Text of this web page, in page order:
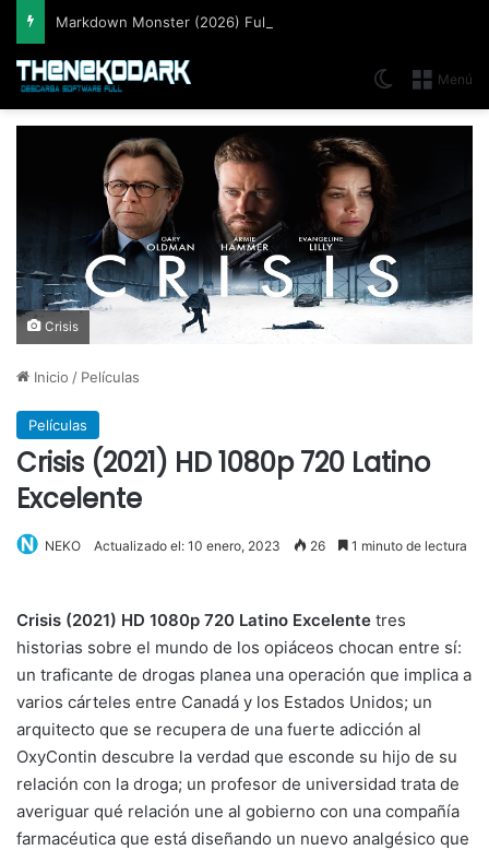
Markdown Monster (2026) Full Español [Mega]
Menú
Switch skin
Crisis
Inicio / Películas
Películas
Crisis (2021) HD 1080p 720 Latino
Excelente
NEKO Actualizado el: 10 enero, 2023 26 1 minuto de lectura
Crisis (2021) HD 1080p 720 Latino Excelente tres
historias sobre el mundo de los opiáceos chocan entre sí:
un traficante de drogas planea una operación que implica a
varios cárteles entre Canadá y los Estados Unidos; un
arquitecto que se recupera de una fuerte adicción al
OxyContin descubre la verdad que esconde su hijo de su
relación con la droga; un profesor de universidad trata de
averiguar qué relación une al gobierno con una compañía
farmacéutica que está diseñando un nuevo analgésico que